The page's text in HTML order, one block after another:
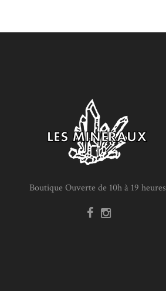
Boutique Ouverte de 10h à 19 heures